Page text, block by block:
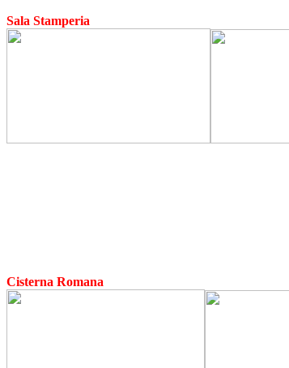
Sala Stamperia
Cisterna Romana